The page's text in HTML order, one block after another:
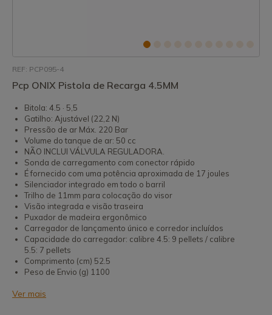
REF: PCP095-4
Pcp ONIX Pistola de Recarga 4.5MM
Bitola: 4.5 · 5,5
Gatilho: Ajustável (22,2 N)
Pressão de ar Máx. 220 Bar
Volume do tanque de ar: 50 cc
NÃO INCLUI VÁLVULA REGULADORA.
Sonda de carregamento com conector rápido
É fornecido com uma potência aproximada de 17 joules
Silenciador integrado em todo o barril
Trilho de 11mm para colocação do visor
Visão integrada e visão traseira
Puxador de madeira ergonômico
Carregador de lançamento único e corredor incluídos
Capacidade do carregador: calibre 4.5: 9 pellets / calibre
5.5: 7 pellets
Comprimento (cm) 52.5
Peso de Envio (g) 1100
Ver mais